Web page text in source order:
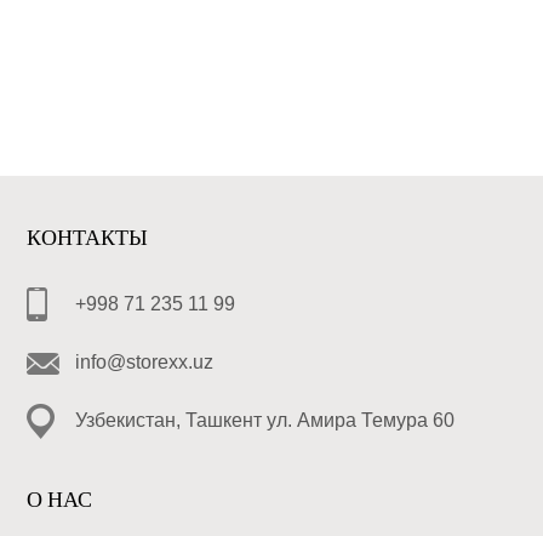
КОНТАКТЫ
+998 71 235 11 99
info@storexx.uz
Узбекистан, Ташкент ул. Амира Темура 60
О НАС